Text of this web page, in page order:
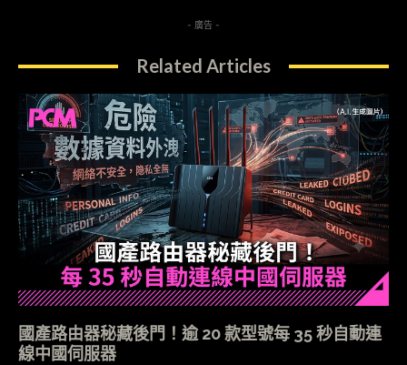
- 廣告 -
Related Articles
國產路由器秘藏後門！逾 20 款型號每 35 秒自動連
線中國伺服器